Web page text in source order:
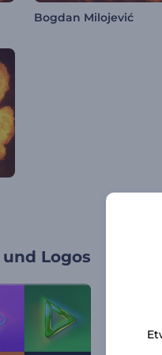
Bogdan Milojević
Logos